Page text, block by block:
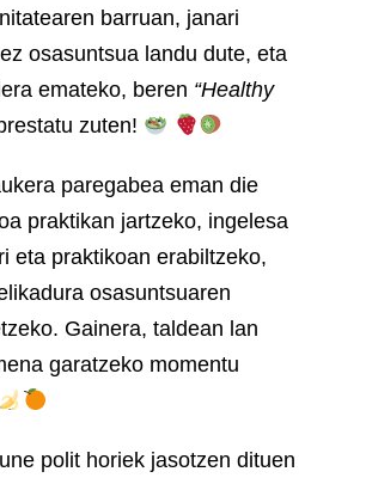
barruan, janari
osasuntsua landu dute, eta
emateko, beren “Healthy
zuten!
paregabea eman die
praktikan jartzeko, ingelesa
eta praktikoan erabiltzeko,
osasuntsuaren
Gainera, taldean lan
garatzeko momentu
polit horiek jasotzen dituen